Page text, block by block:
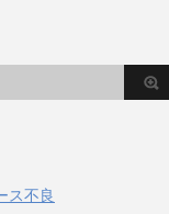
ス不良